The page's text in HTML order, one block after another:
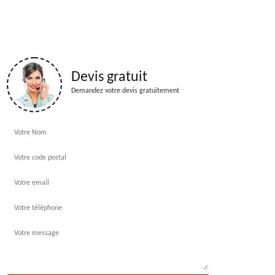
Devis gratuit
Demandez votre devis gratuitement